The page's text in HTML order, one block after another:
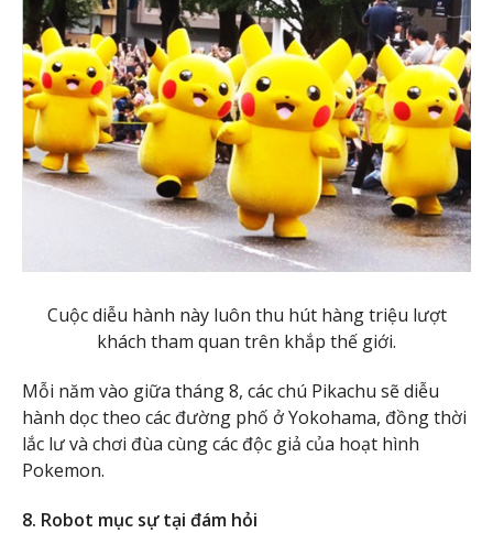
Cuộc diễu hành này luôn thu hút hàng triệu lượt
khách tham quan trên khắp thế giới.
Mỗi năm vào giữa tháng 8, các chú Pikachu sẽ diễu
hành dọc theo các đường phố ở Yokohama, đồng thời
lắc lư và chơi đùa cùng các độc giả của hoạt hình
Pokemon.
8. Robot mục sự tại đám hỏi